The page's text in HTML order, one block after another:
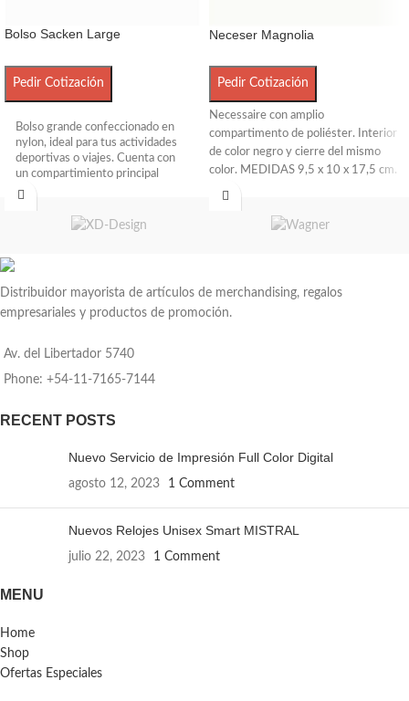
Bolso Sacken Large
Pedir Cotización
Bolso grande confeccionado en
nylon, ideal para tus actividades
deportivas o viajes. Cuenta con
un compartimiento principal
amplio, y un bolsillo frontal con
que necesites a mano. Posee
manijas y correa regulable, para
Neceser Magnolia
Pedir Cotización
Necessaire con amplio
compartimento de poliéster. Interior
de color negro y cierre del mismo
color. MEDIDAS 9,5 x 10 x 17,5 cm.
Distribuidor mayorista de artículos de merchandising, regalos
empresariales y productos de promoción.
Av. del Libertador 5740
Phone: +54-11-7165-7144
RECENT POSTS
Nuevo Servicio de Impresión Full Color Digital
agosto 12, 2023 1 Comment
Nuevos Relojes Unisex Smart MISTRAL
julio 22, 2023 1 Comment
MENU
Home
Shop
Ofertas Especiales